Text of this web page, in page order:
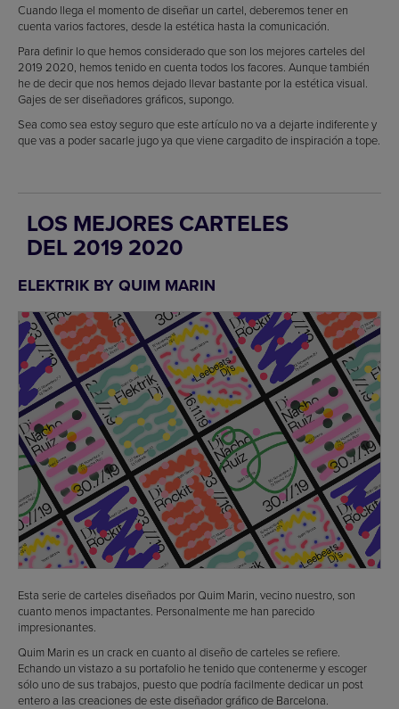
Cuando llega el momento de diseñar un cartel, deberemos tener en
cuenta varios factores, desde la estética hasta la comunicación.
Para definir lo que hemos considerado que son los mejores carteles del
2019 2020, hemos tenido en cuenta todos los facores. Aunque también
he de decir que nos hemos dejado llevar bastante por la estética visual.
Gajes de ser diseñadores gráficos, supongo.
Sea como sea estoy seguro que este artículo no va a dejarte indiferente y
que vas a poder sacarle jugo ya que viene cargadito de inspiración a tope.
LOS MEJORES CARTELES
DEL 2019 2020
ELEKTRIK BY QUIM MARIN
Esta serie de carteles diseñados por Quim Marin, vecino nuestro, son
cuanto menos impactantes. Personalmente me han parecido
impresionantes.
Quim Marin es un crack en cuanto al diseño de carteles se refiere.
Echando un vistazo a su portafolio he tenido que contenerme y escoger
sólo uno de sus trabajos, puesto que podría facilmente dedicar un post
entero a las creaciones de este diseñador gráfico de Barcelona.